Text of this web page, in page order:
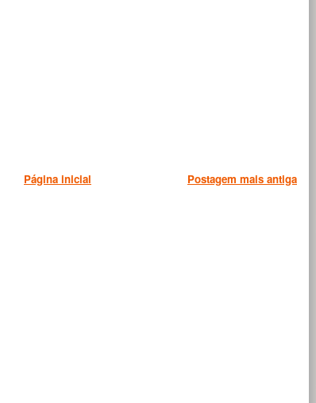
Postagem mais antiga
Página inicial